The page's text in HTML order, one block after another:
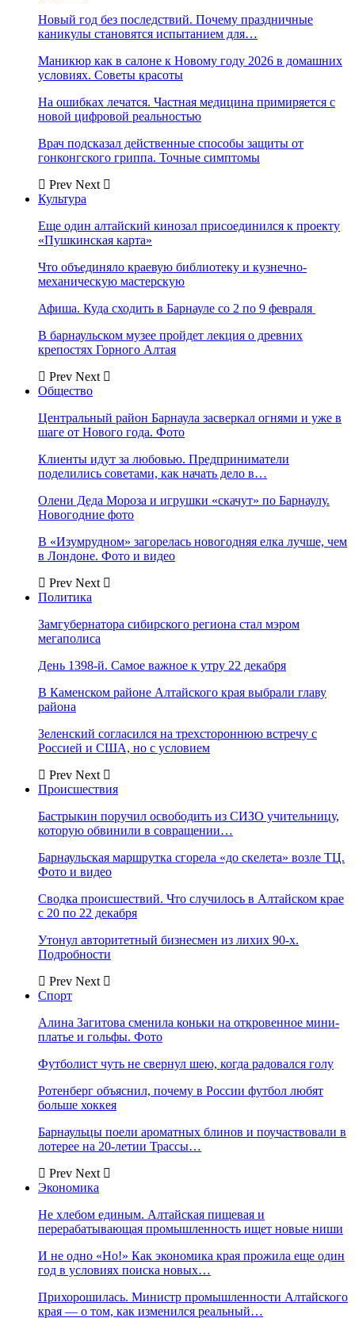
Новый год без последствий. Почему праздничные
каникулы становятся испытанием для…
Маникюр как в салоне к Новому году 2026 в домашних
условиях. Советы красоты
На ошибках лечатся. Частная медицина примиряется с
новой цифровой реальностью
Врач подсказал действенные способы защиты от
гонконгского гриппа. Точные симптомы
Prev Next
Культура
Еще один алтайский кинозал присоединился к проекту
«Пушкинская карта»
Что объединяло краевую библиотеку и кузнечно-
механическую мастерскую
Афиша. Куда сходить в Барнауле со 2 по 9 февраля
В барнаульском музее пройдет лекция о древних
крепостях Горного Алтая
Prev Next
Общество
Центральный район Барнаула засверкал огнями и уже в
шаге от Нового года. Фото
Клиенты идут за любовью. Предприниматели
поделились советами, как начать дело в…
Олени Деда Мороза и игрушки «скачут» по Барнаулу.
Новогодние фото
В «Изумрудном» загорелась новогодняя елка лучше, чем
в Лондоне. Фото и видео
Prev Next
Политика
Замгубернатора сибирского региона стал мэром
мегаполиса
День 1398-й. Самое важное к утру 22 декабря
В Каменском районе Алтайского края выбрали главу
района
Зеленский согласился на трехстороннюю встречу с
Россией и США, но с условием
Prev Next
Происшествия
Бастрыкин поручил освободить из СИЗО учительницу,
которую обвинили в совращении…
Барнаульская маршрутка сгорела «до скелета» возле ТЦ.
Фото и видео
Сводка происшествий. Что случилось в Алтайском крае
с 20 по 22 декабря
Утонул авторитетный бизнесмен из лихих 90-х.
Подробности
Prev Next
Спорт
Алина Загитова сменила коньки на откровенное мини-
платье и гольфы. Фото
Футболист чуть не свернул шею, когда радовался голу
Ротенберг объяснил, почему в России футбол любят
больше хоккея
Барнаульцы поели ароматных блинов и поучаствовали в
лотерее на 20-летии Трассы…
Prev Next
Экономика
Не хлебом единым. Алтайская пищевая и
перерабатывающая промышленность ищет новые ниши
И не одно «Но!» Как экономика края прожила еще один
год в условиях поиска новых…
Прихорошилась. Министр промышленности Алтайского
края — о том, как изменился реальный…